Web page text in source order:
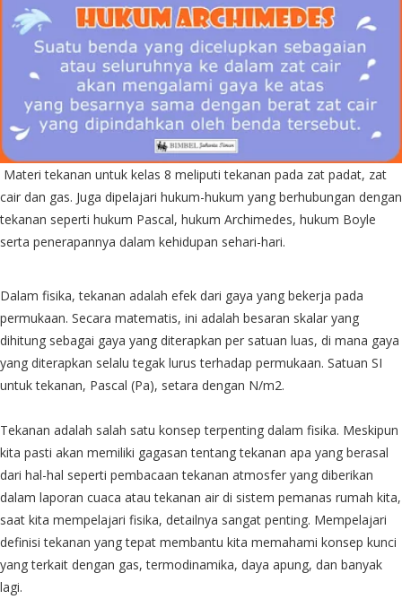
Materi tekanan untuk kelas 8 meliputi tekanan pada zat padat, zat
cair dan gas. Juga dipelajari hukum-hukum yang berhubungan dengan
tekanan seperti hukum Pascal, hukum Archimedes, hukum Boyle
serta penerapannya dalam kehidupan sehari-hari.
Dalam fisika, tekanan adalah efek dari gaya yang bekerja pada
permukaan. Secara matematis, ini adalah besaran skalar yang
dihitung sebagai gaya yang diterapkan per satuan luas, di mana gaya
yang diterapkan selalu tegak lurus terhadap permukaan. Satuan SI
untuk tekanan, Pascal (Pa), setara dengan N/m2.
Tekanan adalah salah satu konsep terpenting dalam fisika. Meskipun
kita pasti akan memiliki gagasan tentang tekanan apa yang berasal
dari hal-hal seperti pembacaan tekanan atmosfer yang diberikan
dalam laporan cuaca atau tekanan air di sistem pemanas rumah kita,
saat kita mempelajari fisika, detailnya sangat penting. Mempelajari
definisi tekanan yang tepat membantu kita memahami konsep kunci
yang terkait dengan gas, termodinamika, daya apung, dan banyak
lagi.